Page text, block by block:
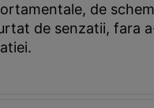
de
de senzatii, fara